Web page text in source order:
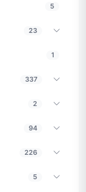
5
23
1
337
2
94
226
5